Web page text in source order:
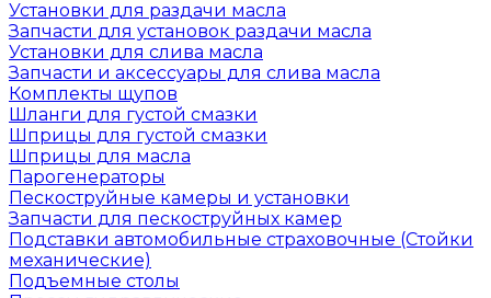
Установки для раздачи масла
Запчасти для установок раздачи масла
Установки для слива масла
Запчасти и аксессуары для слива масла
Комплекты щупов
Шланги для густой смазки
Шприцы для густой смазки
Шприцы для масла
Парогенераторы
Пескоструйные камеры и установки
Запчасти для пескоструйных камер
Подставки автомобильные страховочные (Стойки
механические)
Подъемные столы